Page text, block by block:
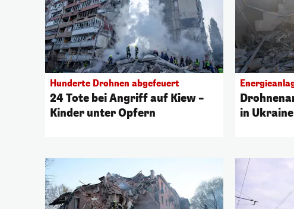
Hunderte Drohnen abgefeuert
24 Tote bei Angriff auf Kiew –
Kinder unter Opfern
in